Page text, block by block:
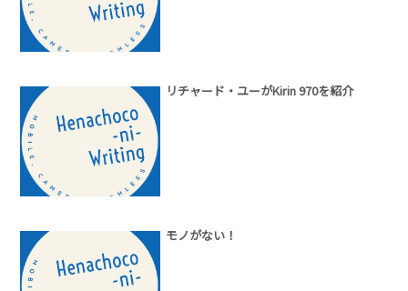
リチャード・ユーがKirin 970を紹介
モノがない！